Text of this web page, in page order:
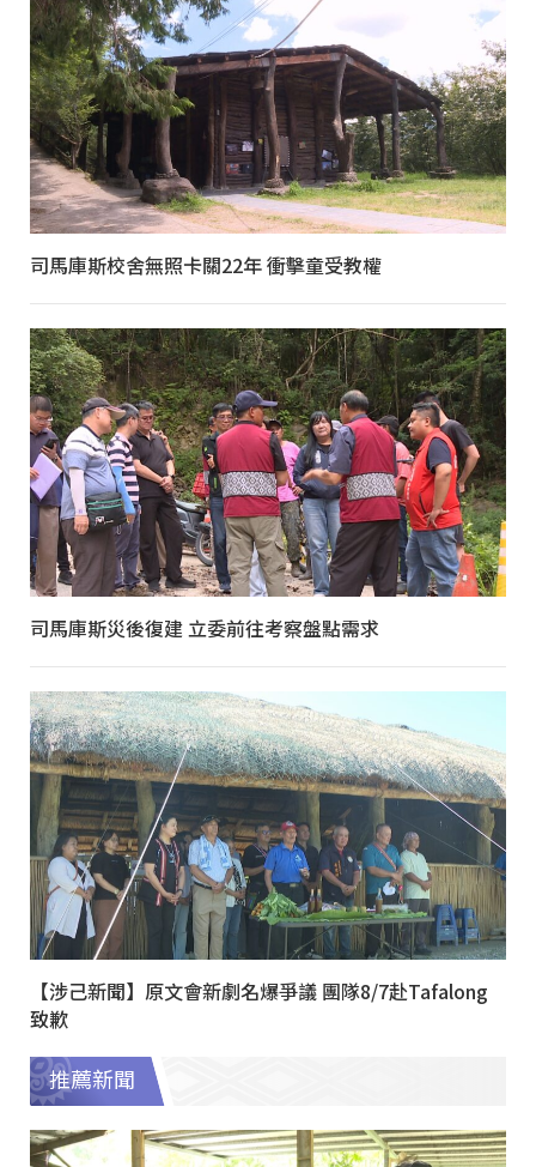
司馬庫斯校舍無照卡關22年 衝擊童受教權
司馬庫斯災後復建 立委前往考察盤點需求
【涉己新聞】原文會新劇名爆爭議 團隊8/7赴Tafalong
致歉
推薦新聞